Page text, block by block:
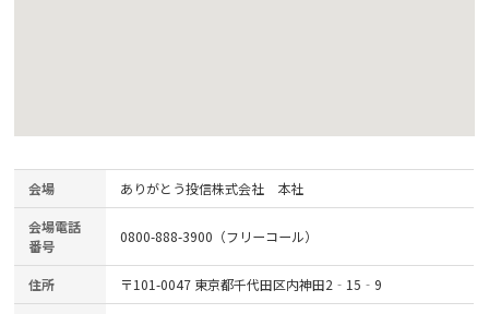
会場 ありがとう投信株式会社 本社
会場電話
番号
0800-888-3900（フリーコール）
住所 〒101-0047 東京都千代田区内神田2‐15‐9